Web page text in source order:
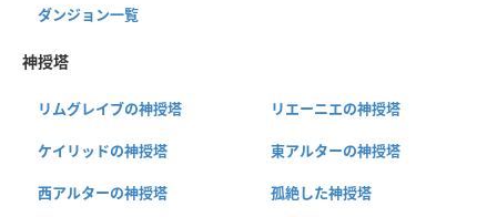
ダンジョン一覧
神授塔
リムグレイブの神授塔 リエーニエの神授塔
ケイリッドの神授塔 東アルターの神授塔
西アルターの神授塔 孤絶した神授塔